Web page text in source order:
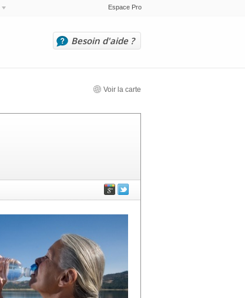
Espace Pro
Besoin d'aide ?
Voir la carte